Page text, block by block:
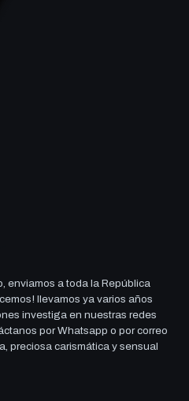
enviamos a toda la República
llevamos ya varios años
investiga en nuestras redes
por Whatsapp o por correo
preciosa carismática y sensual